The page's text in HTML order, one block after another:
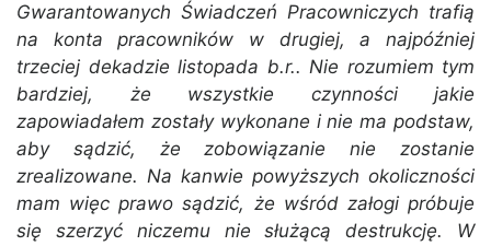
Gwarantowanych Świadczeń Pracowniczych trafią
na konta pracowników w drugiej, a najpóźniej
trzeciej dekadzie listopada b.r.. Nie rozumiem tym
bardziej, że wszystkie czynności jakie
zapowiadałem zostały wykonane i nie ma podstaw,
aby sądzić, że zobowiązanie nie zostanie
zrealizowane. Na kanwie powyższych okoliczności
mam więc prawo sądzić, że wśród załogi próbuje
się szerzyć niczemu nie służącą destrukcję. W